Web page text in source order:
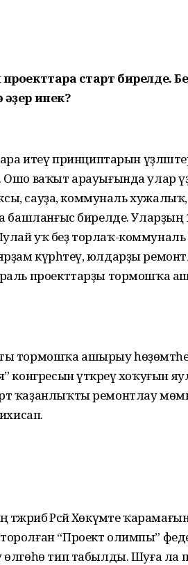
старт бирелде.
инек?
итеү принциптарын
ваҡыт арауығында улар
сауҙа, коммуналь
башланғыс бирелде.
уҡ беҙ торлаҡ-коммуналь
күрһәтеү, юлдарҙы
проекттарҙы тормошҡа
тормошҡа ашырыу
конгресын үткәреү хоҡуғын
ҡаҙан­лыҡты ремонтлау
тәжрибә Рәсәй Хөкүмәте
“Проект олимпы”
тип табылды. Шуға ла